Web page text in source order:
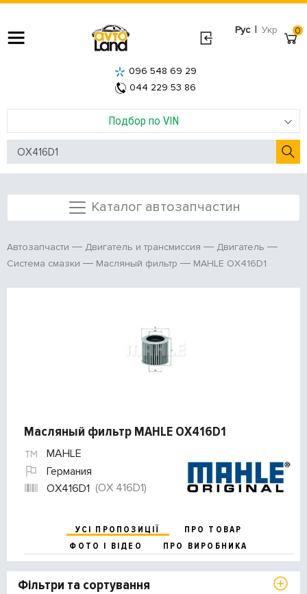
Рус | Укр
Подбор по VIN
096 548 69 29
044 229 53 86
0
Каталог автозапчастин
Автозапчасти Двигатель и трансмиссия
Двигатель
Система смазки
Масляный фильтр MAHLE OX416D1
Масляный фильтр MAHLE OX416D1
MAHLE
Германия
OX416D1 (OX 416D1)
УСІ ПРОПОЗИЦІЇ
ПРО ТОВАР
ФОТО І ВІДЕО
ПРО ВИРОБНИКА
Фільтри та сортування